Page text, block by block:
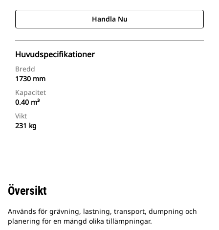
Handla Nu
Huvudspecifikationer
Bredd
1730 mm
Kapacitet
0.40 m³
Vikt
231 kg
Översikt
Används för grävning, lastning, transport, dumpning och
planering för en mängd olika tillämpningar.